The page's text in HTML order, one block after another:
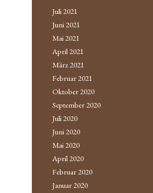
Juli 2021
Juni 2021
Mai 2021
April 2021
März 2021
Februar 2021
Oktober 2020
September 2020
Juli 2020
Juni 2020
Mai 2020
April 2020
Februar 2020
Januar 2020